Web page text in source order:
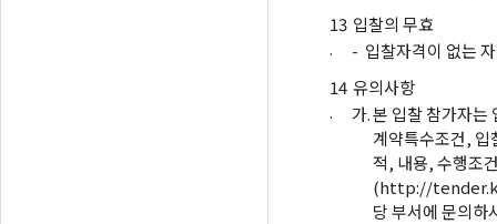
13
.
입찰의 무효
- 입찰자격이 없는
14
.
유의사항
가.본 입찰 참가자는
계약특수조건, 입
적, 내용, 수행조
(http://
당 부서에 문의하